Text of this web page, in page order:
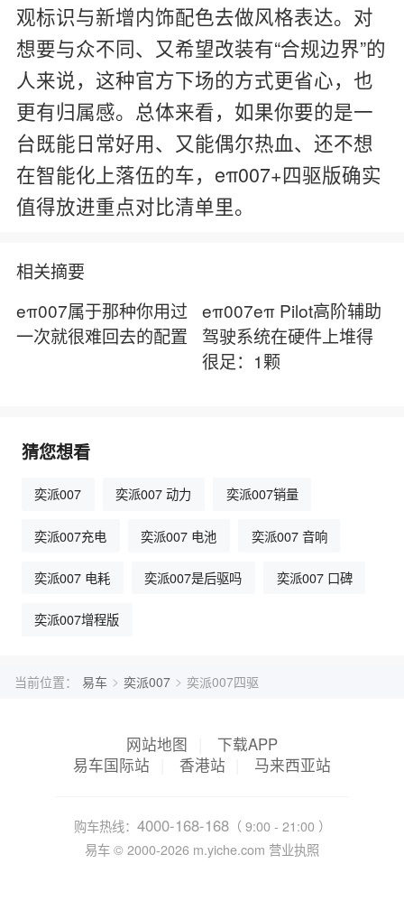
观标识与新增内饰配色去做风格表达。对
想要与众不同、又希望改装有“合规边界”的
人来说，这种官方下场的方式更省心，也
更有归属感。总体来看，如果你要的是一
台既能日常好用、又能偶尔热血、还不想
在智能化上落伍的车，eπ007+四驱版确实
值得放进重点对比清单里。
相关摘要
eπ007属于那种你用过
一次就很难回去的配置
eπ007eπ Pilot高阶辅助
驾驶系统在硬件上堆得
很足：1颗
猜您想看
奕派007 奕派007 动力 奕派007销量
奕派007充电 奕派007 电池 奕派007 音响
奕派007 电耗 奕派007是后驱吗 奕派007 口碑
奕派007增程版
当前位置： 易车 > 奕派007 > 奕派007四驱
网站地图
下载APP
易车国际站
香港站 马来西亚站
购车热线： 4000-168-168（ 9:00 - 21:00 ）
易车 © 2000-2026 m.yiche.com 营业执照